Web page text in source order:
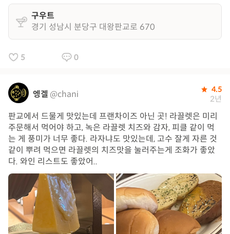
구우트
경기 성남시 분당구 대왕판교로 670
5 0
엥겔 @chani 4.5
2년
판교에서 드물게 맛있는데 프랜차이즈 아닌 곳! 라끌렛은 미리
주문해서 먹어야 하고, 녹은 라끌렛 치즈와 감자, 피클 같이 먹
는 게 풍미가 너무 좋다. 라자냐도 맛있는데, 고수 잘게 자른 것
같이 뿌려 먹으면 라끌렛의 치즈맛을 눌러주는게 조화가 좋았
다. 와인 리스트도 좋았어..